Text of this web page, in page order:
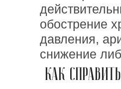
обострение
давления,
снижение
КАК